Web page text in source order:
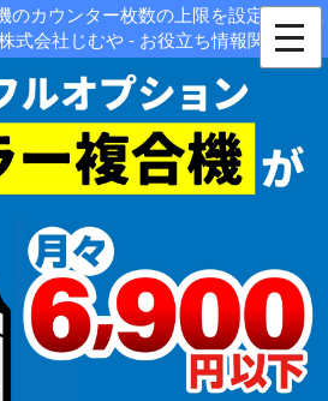
のカウンター枚数の上限を設定|複合機
式会社じむや - お役立ち情報関連